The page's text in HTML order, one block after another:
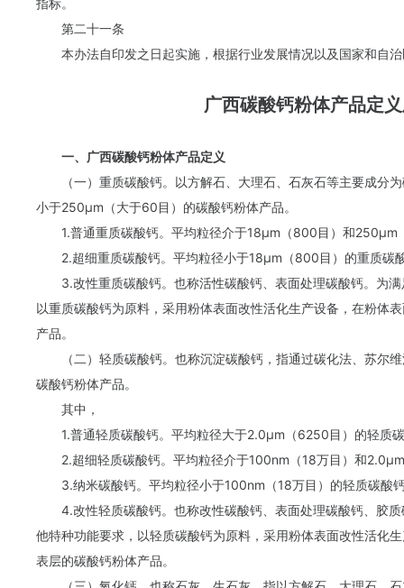
指标。
第二十一条
本办法自印发之日起实施，根据行业发展情况以及国家和自
广西碳酸钙粉体产品定
一、广西碳酸钙粉体产品定义
（一）重质碳酸钙。以方解石、大理石、石灰石等主要成分
小于250μm（大于60目）的碳酸钙粉体产品。
1.普通重质碳酸钙。平均粒径介于18μm（800目）和250μm
2.超细重质碳酸钙。平均粒径小于18μm（800目）的重质碳
3.改性重质碳酸钙。也称活性碳酸钙、表面处理碳酸钙。为
以重质碳酸钙为原料，采用粉体表面改性活化生产设备，在粉体
产品。
（二）轻质碳酸钙。也称沉淀碳酸钙，指通过碳化法、苏
碳酸钙粉体产品。
其中，
1.普通轻质碳酸钙。平均粒径大于2.0μm（6250目）的轻质
2.超细轻质碳酸钙。平均粒径介于100nm（18万目）和
3.纳米碳酸钙。平均粒径小于100nm（18万目）的轻质碳酸
4.改性轻质碳酸钙。也称改性碳酸钙、表面处理碳酸钙、胶
他特种功能要求，以轻质碳酸钙为原料，采用粉体表面改性活化
表层的碳酸钙粉体产品。